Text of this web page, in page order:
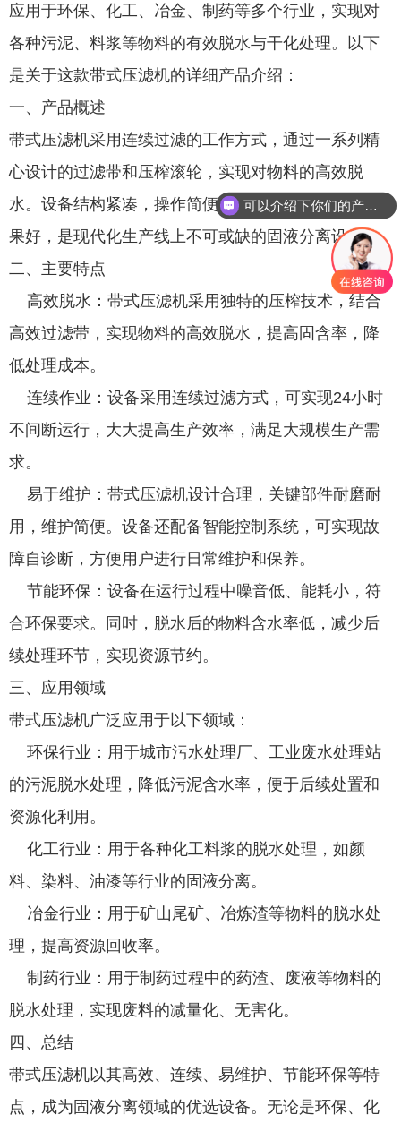
应用于环保、化工、冶金、制药等多个行业，实现对
各种污泥、料浆等物料的有效脱水与干化处理。以下
是关于这款带式压滤机的详细产品介绍：
一、产品概述
带式压滤机采用连续过滤的工作方式，通过一系列精
心设计的过滤带和压榨滚轮，实现对物料的高效脱
水。设备结构紧凑，操作简便，处理能力大，脱水效
果好，是现代化生产线上不可或缺的固液分离设备。
二、主要特点
高效脱水：带式压滤机采用独特的压榨技术，结合
高效过滤带，实现物料的高效脱水，提高固含率，降
低处理成本。
连续作业：设备采用连续过滤方式，可实现24小时
不间断运行，大大提高生产效率，满足大规模生产需
求。
易于维护：带式压滤机设计合理，关键部件耐磨耐
用，维护简便。设备还配备智能控制系统，可实现故
障自诊断，方便用户进行日常维护和保养。
节能环保：设备在运行过程中噪音低、能耗小，符
合环保要求。同时，脱水后的物料含水率低，减少后
续处理环节，实现资源节约。
三、应用领域
带式压滤机广泛应用于以下领域：
环保行业：用于城市污水处理厂、工业废水处理站
的污泥脱水处理，降低污泥含水率，便于后续处置和
资源化利用。
化工行业：用于各种化工料浆的脱水处理，如颜
料、染料、油漆等行业的固液分离。
冶金行业：用于矿山尾矿、冶炼渣等物料的脱水处
理，提高资源回收率。
制药行业：用于制药过程中的药渣、废液等物料的
脱水处理，实现废料的减量化、无害化。
四、总结
带式压滤机以其高效、连续、易维护、节能环保等特
点，成为固液分离领域的优选设备。无论是环保、化
可以介绍下你们的产品么